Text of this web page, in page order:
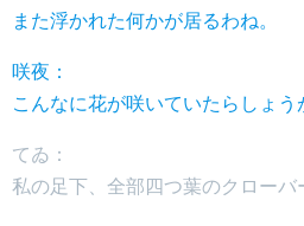
また浮かれた何かが居るわね。
咲夜：
こんなに花が咲いていたらしょう
てゐ：
私の足下、全部四つ葉のクローバ